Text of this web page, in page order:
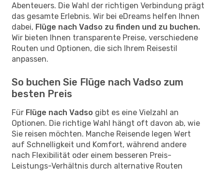
Abenteuers. Die Wahl der richtigen Verbindung prägt
das gesamte Erlebnis. Wir bei eDreams helfen Ihnen
dabei, Flüge nach Vadso zu finden und zu buchen.
Wir bieten Ihnen transparente Preise, verschiedene
Routen und Optionen, die sich Ihrem Reisestil
anpassen.
So buchen Sie Flüge nach Vadso zum
besten Preis
Für Flüge nach Vadso gibt es eine Vielzahl an
Optionen. Die richtige Wahl hängt oft davon ab, wie
Sie reisen möchten. Manche Reisende legen Wert
auf Schnelligkeit und Komfort, während andere
nach Flexibilität oder einem besseren Preis-
Leistungs-Verhältnis durch alternative Routen